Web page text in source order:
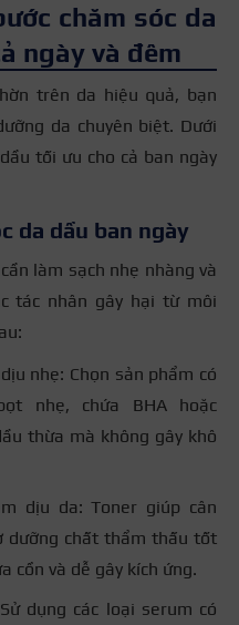
chăm sóc da
ngày và đêm
trên da hiệu quả, bạn
da chuyên biệt. Dưới
tối ưu cho cả ban ngày
da dầu ban ngày
làm sạch nhẹ nhàng và
tác nhân gây hại từ môi
nhẹ: Chọn sản phẩm có
nhẹ, chứa BHA hoặc
thừa mà không gây khô
dịu da: Toner giúp cân
dưỡng chất thẩm thấu tốt
cồn và dễ gây kích ứng.
dụng các loại serum có